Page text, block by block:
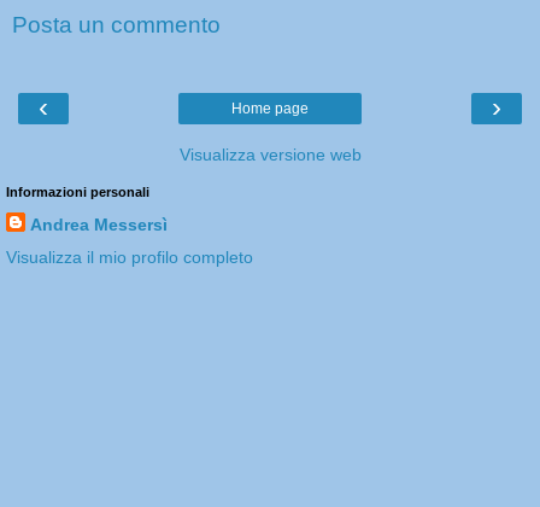
Posta un commento
‹ ›
Home page
Visualizza versione web
Informazioni personali
Andrea Messersì
Visualizza il mio profilo completo